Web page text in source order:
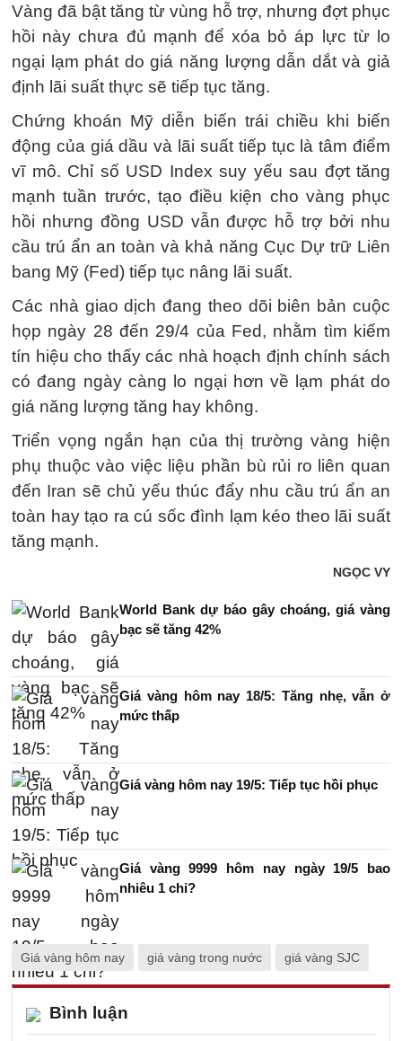
Vàng đã bật tăng từ vùng hỗ trợ, nhưng đợt phục
hồi này chưa đủ mạnh để xóa bỏ áp lực từ lo
ngại lạm phát do giá năng lượng dẫn dắt và giả
định lãi suất thực sẽ tiếp tục tăng.
Chứng khoán Mỹ diễn biến trái chiều khi biến
động của giá dầu và lãi suất tiếp tục là tâm điểm
vĩ mô. Chỉ số USD Index suy yếu sau đợt tăng
mạnh tuần trước, tạo điều kiện cho vàng phục
hồi nhưng đồng USD vẫn được hỗ trợ bởi nhu
cầu trú ẩn an toàn và khả năng Cục Dự trữ Liên
bang Mỹ (Fed) tiếp tục nâng lãi suất.
Các nhà giao dịch đang theo dõi biên bản cuộc
họp ngày 28 đến 29/4 của Fed, nhằm tìm kiếm
tín hiệu cho thấy các nhà hoạch định chính sách
có đang ngày càng lo ngại hơn về lạm phát do
giá năng lượng tăng hay không.
Triển vọng ngắn hạn của thị trường vàng hiện
phụ thuộc vào việc liệu phần bù rủi ro liên quan
đến Iran sẽ chủ yếu thúc đẩy nhu cầu trú ẩn an
toàn hay tạo ra cú sốc đình lạm kéo theo lãi suất
tăng mạnh.
NGỌC VY
World Bank dự báo gây choáng, giá vàng
bạc sẽ tăng 42%
Giá vàng hôm nay 18/5: Tăng nhẹ, vẫn ở
mức thấp
Giá vàng hôm nay 19/5: Tiếp tục hồi phục
Giá vàng 9999 hôm nay ngày 19/5 bao
nhiêu 1 chỉ?
Giá vàng hôm nay giá vàng trong nước giá vàng SJC
Bình luận